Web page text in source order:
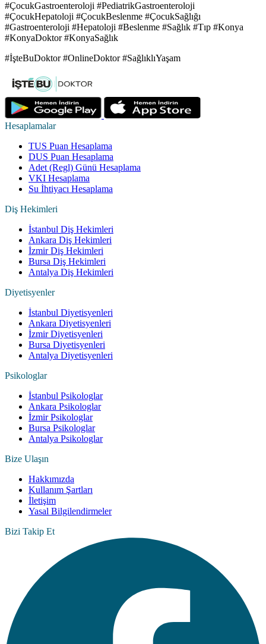
#ÇocukGastroenteroloji #PediatrikGastroenteroloji
#ÇocukHepatoloji #ÇocukBeslenme #ÇocukSağlığı
#Gastroenteroloji #Hepatoloji #Beslenme #Sağlık #Tıp #Konya
#KonyaDoktor #KonyaSağlık
#İşteBuDoktor #OnlineDoktor #SağlıklıYaşam
Hesaplamalar
TUS Puan Hesaplama
DUS Puan Hesaplama
Adet (Regl) Günü Hesaplama
VKI Hesaplama
Su İhtiyacı Hesaplama
Diş Hekimleri
İstanbul Diş Hekimleri
Ankara Diş Hekimleri
İzmir Diş Hekimleri
Bursa Diş Hekimleri
Antalya Diş Hekimleri
Diyetisyenler
İstanbul Diyetisyenleri
Ankara Diyetisyenleri
İzmir Diyetisyenleri
Bursa Diyetisyenleri
Antalya Diyetisyenleri
Psikologlar
İstanbul Psikologlar
Ankara Psikologlar
İzmir Psikologlar
Bursa Psikologlar
Antalya Psikologlar
Bize Ulaşın
Hakkımızda
Kullanım Şartları
İletişim
Yasal Bilgilendirmeler
Bizi Takip Et